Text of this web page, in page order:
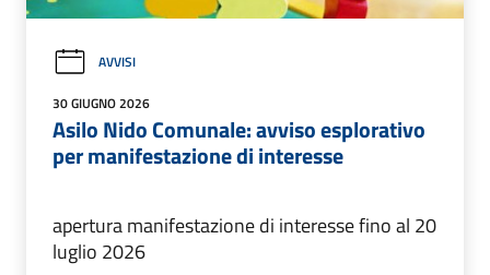
AVVISI
30 GIUGNO 2026
Asilo Nido Comunale: avviso esplorativo
per manifestazione di interesse
apertura manifestazione di interesse fino al 20
luglio 2026